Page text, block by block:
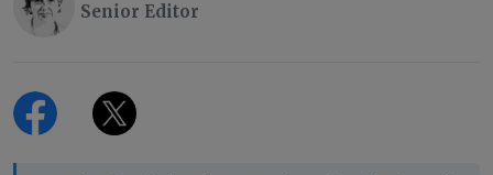
Senior Editor